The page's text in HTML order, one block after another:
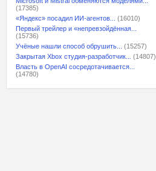
(17385)
«Яндекс» посадил ИИ-агентов...
(16010)
Первый трейлер и «непревзойдённая...
(15736)
Учёные нашли способ обрушить...
(15257)
Закрытая Xbox студия-разработчик...
(14807)
Власть в OpenAI сосредотачивается...
(14780)